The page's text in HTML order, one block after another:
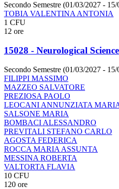
Secondo Semestre (01/03/2027 -
TOBIA VALENTINA ANTONIA
1 CFU
12 ore
15028 - Neurological
Secondo Semestre (01/03/2027 -
FILIPPI MASSIMO
MAZZEO SALVATORE
PREZIOSA PAOLO
LEOCANI ANNUNZIATA
SALSONE MARIA
BOMBACI ALESSANDRO
PREVITALI STEFANO CARLO
AGOSTA FEDERICA
ROCCA MARIA ASSUNTA
MESSINA ROBERTA
VALTORTA FLAVIA
10 CFU
120 ore